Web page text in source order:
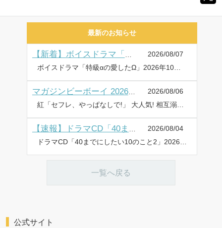
最新のお知らせ
2026/08/07
ボイスドラマ「特級αの愛したΩ」2026年10月28日に発売・配信! ✼••┈┈••✼••┈┈••✼••┈┈••✼••┈┈••✼ ・試聴動画を公開! ・キャストインタビュー&写真を公開! ・特典画像を公開! ✼••┈┈••✼••┈┈••✼••┈┈••✼••┈┈••✼ 神波アユミ描き下ろし12Pマンガが読める【ボイスドラマ(シリアルコード入りマンガ小冊子版)】で登場! 幸福と葛藤のオメガバース! ボイスドラマ「特級αの愛したΩ」が、2026年10月28日に発売&配信! 試聴公開 【出演:鈴木崚汰・坂田将吾】 ⇒PV&試聴動画一覧はこちら キャストインタビュー&写真 【キャスト:鈴木崚汰・坂田将吾】 ⇒キャストインタビュー&写真はこちら 特典画像公開 ⇒特典情報はこちら 商品情報 『俺はもう――二度とお前を失くしたくない』 知性、能力が究極に秀でた【特級α】の有磨礼は、どこへ行っても注目の的で、女の子たちや世間から、いつも追いかけ回されている。そんな彼が唯一、普通の高校生に戻れる時間を、同級生の大関司がくれた。絵本作家になる夢を持ち、いつもひとり美術室で絵を描いている司の傍で、たわいもない話をしながら2人きりの甘い時間は過ぎていく。そんなある日、司にヒートが来て、司がΩだと初めて知った礼は…。──突然の別れと空白の10年が過ぎ、2人は再会する。幸福と葛藤のオメガバース! 神波アユミ描き下ろし12Pマンガが読める【ボイスドラマ(シリアルコード入りマンガ小冊子版)】で登場! 各配信サイトで【配信版】も同日販売♪ 神波アユミ 有磨 礼:鈴木崚汰 大関 司:坂田将吾 2026年10月28日(水) ☆選べる2タイプで販売! 予約受付開始☆ ◆シリアルコード入りマンガ小冊子版◆ 仕様:シリアルコード入り描き下ろしマンガ小冊子/価格:4,620円(税込) ◆配信版◆ 配信サイト:ポケットドラマCD、DLsiteがるまに、アニメイト通販、Renta!、honto ⇒詳しくはコチラ フェア&キャンペーン(配信版は対象外) ・アニメイト 早期予約特典 2026年9月14日(月)までにご予約した方、全員に「ブロマイド」をプレゼント ・コミコミスタジオ 早期予約特典 2026年9月14日(月)までにご予約した方、全員に「チェキ風ミニイラストカード」をプレゼント ・アニメイト通販 予約キャンペーン 2026年10月21日(水)までにご予約した方から抽選で「サイン色紙」をプレゼント ・コミコミスタジオ 予約キャンペーン 2026年9月14日(月)までにご予約した方から抽選で「サイン色紙」をプレゼント 詳しくは⇒ボイスドラマ「特級αの愛したΩ」特設サイト
マガジンビーボーイ 2026年9月号 ラインナップ・チラ見せアップ
2026/08/06
紅「セフレ、やっぱなしで!」 大人気! 相互溺愛青春譚、連載再開♡ 表紙イラストの図書カード(500円分)やQUOカード(1,000円分)プレゼントも!! 巻末アンケートハガキもしくはWEBアンケートにてご応募いただけます♥ MAGAZINE BE×BOY 2026年9月号 発売日:2026年8月6日 定価:935円(税込) 表紙:紅 ラインナップ 紅、いちかわ壱、竹竜サン太、御自愛、CTK、茂こつ、田中鈴木、楢島さち、喃喃、ねこ田米蔵、ハシモトミツ、榛名ハル、豆田サブロー、三日ミタ、美山薫子、ヤナギダ、りちゃ、ろじ 豪華執筆陣!! ⇒BE・BOY GOLD 2026年9月号 ラインナップ・チラ見せはこちら
2026/08/04
一覧へ戻る
公式サイト